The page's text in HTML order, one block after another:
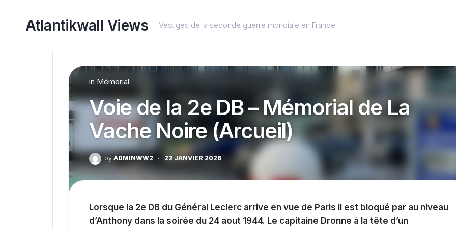
contentAtlantikwall Views Vestiges de la seconde guerre mondiale en France
in Mémorial
Voie de la 2e DB – Mémorial de La
Vache Noire (Arcueil)
by ADMINWW2 · 22 JANVIER 2026
Lorsque la 2e DB du Général Leclerc arrive en vue de Paris il est bloqué par au niveau
d’Anthony dans la soirée du 24 aout 1944. Le capitaine Dronne à la tête d’un